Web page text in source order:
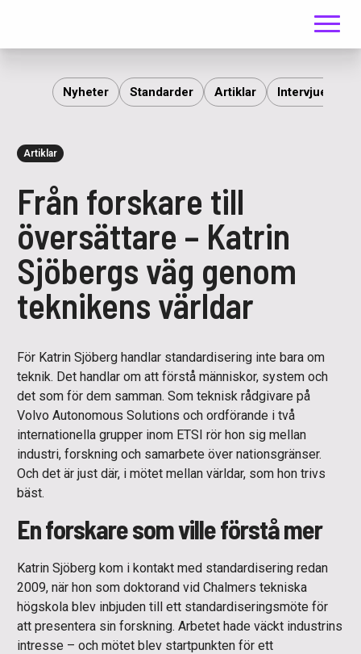
Nyheter Standarder Artiklar Intervjuer
Artiklar
Från forskare till
översättare – Katrin
Sjöbergs väg genom
teknikens världar
För Katrin Sjöberg handlar standardisering inte bara om
teknik. Det handlar om att förstå människor, system och
det som för dem samman. Som teknisk rådgivare på
Volvo Autonomous Solutions och ordförande i två
internationella grupper inom ETSI rör hon sig mellan
industri, forskning och samarbete över nationsgränser.
Och det är just där, i mötet mellan världar, som hon trivs
bäst.
En forskare som ville förstå mer
Katrin Sjöberg kom i kontakt med standardisering redan
2009, när hon som doktorand vid Chalmers tekniska
högskola blev inbjuden till ett standardiseringsmöte för
att presentera sin forskning. Arbetet hade väckt industrins
intresse – och mötet blev startpunkten för ett